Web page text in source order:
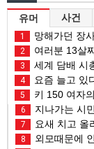
유머 사건
1 망해가던 장사
2 여러분 13살
3 세계 담배 시
4 요즘 늘고 있
5 키 150 여자
6 지나가는 시
7 요새 치고 올
8 외모때문에